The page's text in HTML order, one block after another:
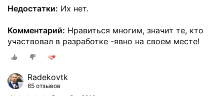
Недостатки: Их нет.
Комментарий: Нравиться многим, значит те, кто
участвовал в разработке -явно на своем месте!
Radekovtk
65 отзывов